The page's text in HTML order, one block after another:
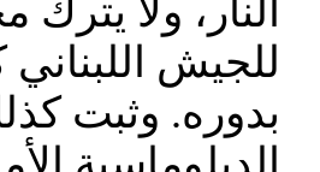
النار، ولا يترك
للجيش
بدوره. وثبت